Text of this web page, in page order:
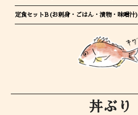
定食セットB(お刺身・ごはん・漬物・味噌汁)
丼ぶり